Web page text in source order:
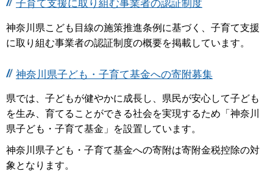
子育て支援に取り組む事業者の認証制度
神奈川県こども目線の施策推進条例に基づく、子育て支援
に取り組む事業者の認証制度の概要を掲載しています。
神奈川県子ども・子育て基金への寄附募集
県では、子どもが健やかに成長し、県民が安心して子ども
を生み、育てることができる社会を実現するため「神奈川
県子ども・子育て基金」を設置しています。
神奈川県子ども・子育て基金への寄附は寄附金税控除の対
象となります。